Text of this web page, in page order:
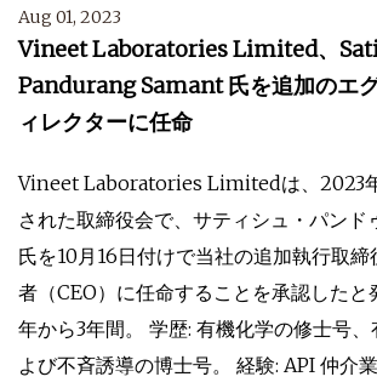
Aug 01, 2023
Vineet Laboratories Limited、
Pandurang Samant 氏を追加のエ
ィレクターに任命
Vineet Laboratories Limitedは、2023
された取締役会で、サティシュ・パンド
氏を10月16日付けで当社の追加執行取
者（CEO）に任命することを承認した
年から3年間。 学歴: 有機化学の修士号
よび不斉誘導の博士号。 経験: API 仲介